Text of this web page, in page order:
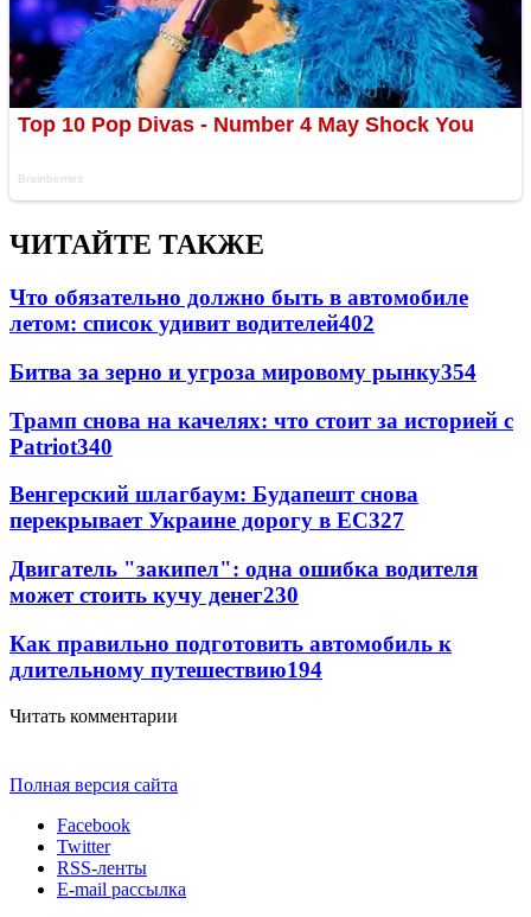
ЧИТАЙТЕ ТАКЖЕ
Что обязательно должно быть в автомобиле
летом: список удивит водителей402
Битва за зерно и угроза мировому рынку354
Трамп снова на качелях: что стоит за историей с
Patriot340
Венгерский шлагбаум: Будапешт снова
перекрывает Украине дорогу в ЕС327
Двигатель "закипел": одна ошибка водителя
может стоить кучу денег230
Как правильно подготовить автомобиль к
длительному путешествию194
Читать комментарии
Полная версия сайта
Facebook
Twitter
RSS-ленты
E-mail рассылка